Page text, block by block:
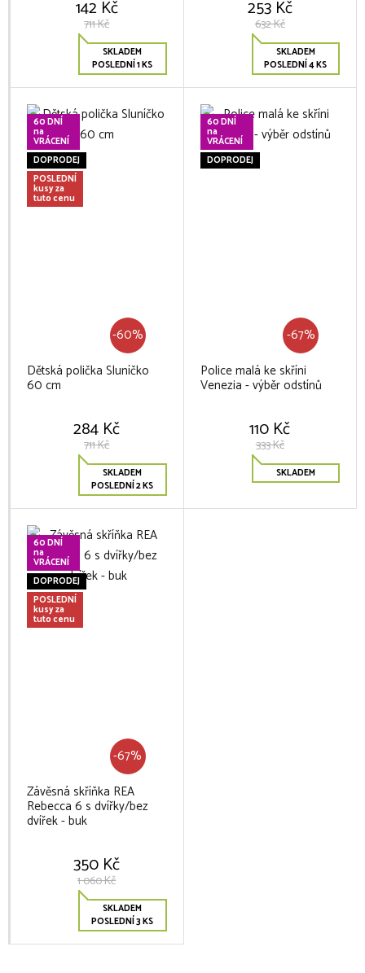
142 Kč
711 Kč
SKLADEM
POSLEDNÍ 1 KS
253 Kč
632 Kč
SKLADEM
POSLEDNÍ 4 KS
60 DNÍ
na
VRÁCENÍ
DOPRODEJ
POSLEDNÍ
kusy za
tuto cenu
-60%
Dětská polička Sluníčko
60 cm
284 Kč
711 Kč
SKLADEM
POSLEDNÍ 2 KS
60 DNÍ
na
VRÁCENÍ
DOPRODEJ
-67%
Police malá ke skříni
Venezia - výběr odstínů
110 Kč
333 Kč
SKLADEM
60 DNÍ
na
VRÁCENÍ
DOPRODEJ
POSLEDNÍ
kusy za
tuto cenu
-67%
Závěsná skříňka REA
Rebecca 6 s dvířky/bez
dvířek - buk
350 Kč
1 060 Kč
SKLADEM
POSLEDNÍ 3 KS